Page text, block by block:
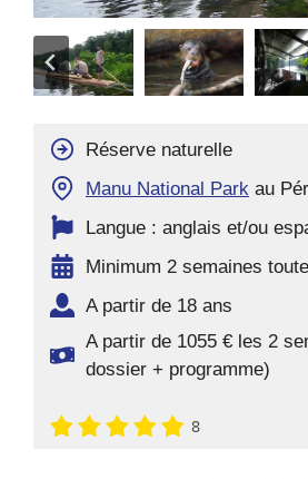
Réserve naturelle
Manu National Park au
Langue : anglais et/ou
Minimum 2 semaines
A partir de 18 ans
A partir de 1055 € les 2
dossier + programme)
8